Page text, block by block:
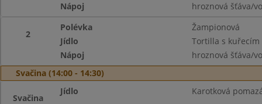
Nápoj
hroznová šťáva/
2
Polévka
Žampionová
Jídlo
Tortilla s
Nápoj
hroznová šťáva/
Svačina (14:00 - 14:30)
Svačina
Jídlo Karotková